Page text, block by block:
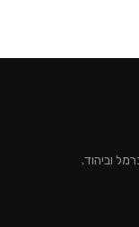
וביהוד.